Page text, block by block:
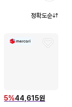
정확도순
5%44,615원